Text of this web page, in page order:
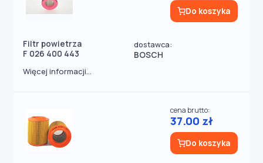
Filtr powietrza
F 026 400 443
dostawca:
BOSCH
Do koszyka
Więcej informacji...
cena brutto:
37.00 zł
Do koszyka